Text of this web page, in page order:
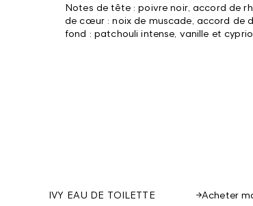
Notes de tête : poivre noir, accord de
de cœur : noix de muscade, accord de
fond : patchouli intense, vanille et
IVY EAU DE TOILETTE Acheter